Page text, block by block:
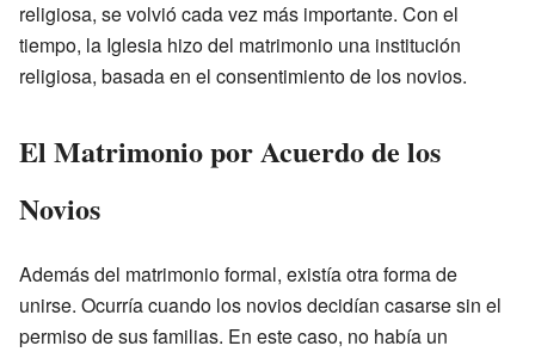
religiosa, se volvió cada vez más importante. Con el
tiempo, la Iglesia hizo del matrimonio una institución
religiosa, basada en el consentimiento de los novios.
El Matrimonio por Acuerdo de los
Novios
Además del matrimonio formal, existía otra forma de
unirse. Ocurría cuando los novios decidían casarse sin el
permiso de sus familias. En este caso, no había un